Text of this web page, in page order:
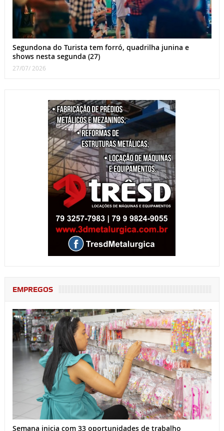
Segundona do Turista tem forró, quadrilha junina e
shows nesta segunda (27)
27/07/ 2026
EMPREGOS
Semana inicia com 33 oportunidades de trabalho